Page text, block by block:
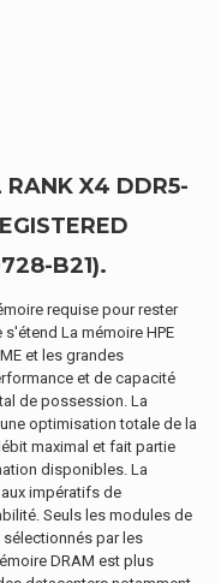
RANK X4 DDR5-
B21).
requise pour rester
La mémoire HPE
et les grandes
et de capacité
de possession. La
optimisation totale de la
maximal et fait partie
disponibles. La
impératifs de
Seuls les modules de
par les
DRAM est plus